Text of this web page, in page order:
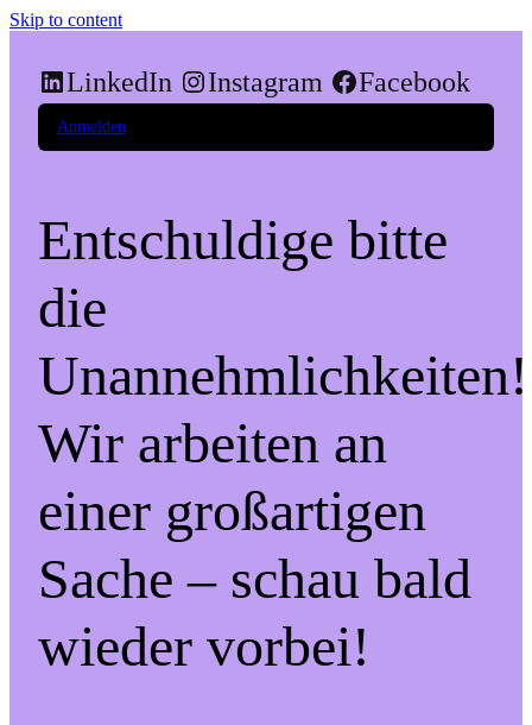
Skip to content
LinkedIn Instagram Facebook
Anmelden
Entschuldige bitte
die
Unannehmlichkeiten!
Wir arbeiten an
einer großartigen
Sache – schau bald
wieder vorbei!